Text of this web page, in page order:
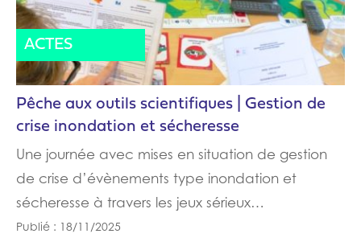
ACTES
Pêche aux outils scientifiques | Gestion de
crise inondation et sécheresse
Une journée avec mises en situation de gestion
de crise d’évènements type inondation et
sécheresse à travers les jeux sérieux…
Publié : 18/11/2025